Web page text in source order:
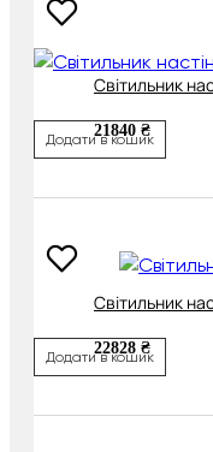
Світильник
21840 ₴
Додати в кошик
Світильник
22828 ₴
Додати в кошик